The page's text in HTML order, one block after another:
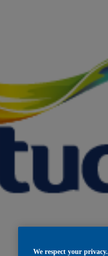
We respect your privacy.